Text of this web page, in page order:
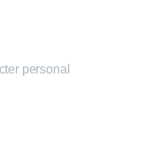
personal